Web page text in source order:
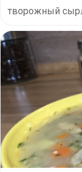
творожный